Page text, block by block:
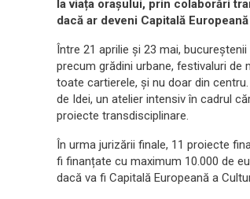
la viața orașului, prin colaborări
dacă ar deveni Capitală
Între 21 aprilie și 23 mai,
precum grădini urbane, festivaluri
toate cartierele, și nu doar din
de Idei, un atelier intensiv în cadrul
proiecte transdisciplinare.
În urma jurizării finale, 11 proiecte
fi finanțate cu maximum 10.000 de
dacă va fi Capitală Europeană a